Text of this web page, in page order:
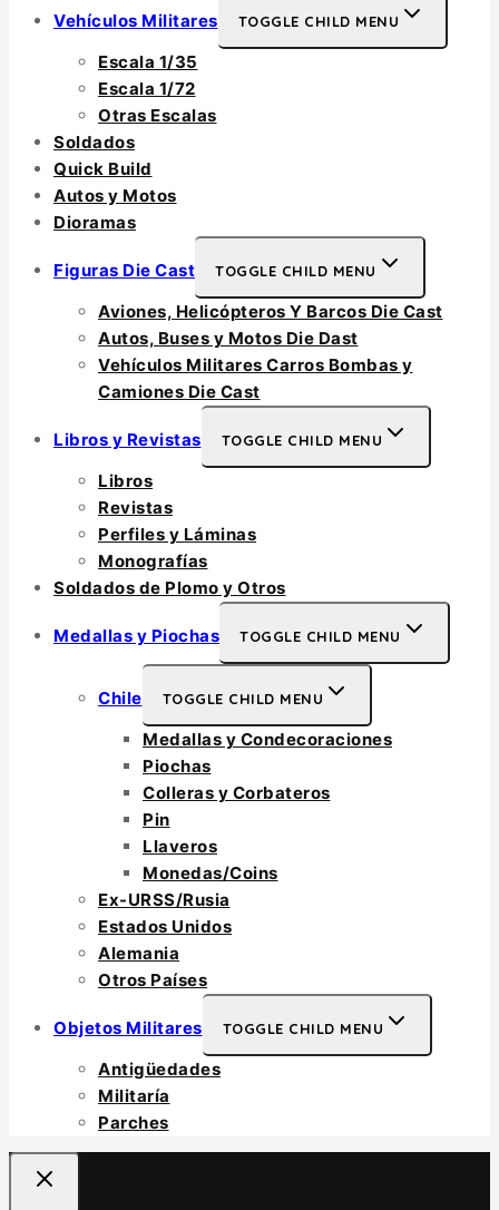
Vehículos Militares TOGGLE CHILD MENU
Escala 1/35
Escala 1/72
Otras Escalas
Soldados
Quick Build
Autos y Motos
Dioramas
Figuras Die Cast TOGGLE CHILD MENU
Aviones, Helicópteros Y Barcos Die Cast
Autos, Buses y Motos Die Dast
Vehículos Militares Carros Bombas y
Camiones Die Cast
Libros y Revistas TOGGLE CHILD MENU
Libros
Revistas
Perfiles y Láminas
Monografías
Soldados de Plomo y Otros
Medallas y Piochas TOGGLE CHILD MENU
Chile TOGGLE CHILD MENU
Medallas y Condecoraciones
Piochas
Colleras y Corbateros
Pin
Llaveros
Monedas/Coins
Ex-URSS/Rusia
Estados Unidos
Alemania
Otros Países
Objetos Militares TOGGLE CHILD MENU
Antigüedades
Militaría
Parches